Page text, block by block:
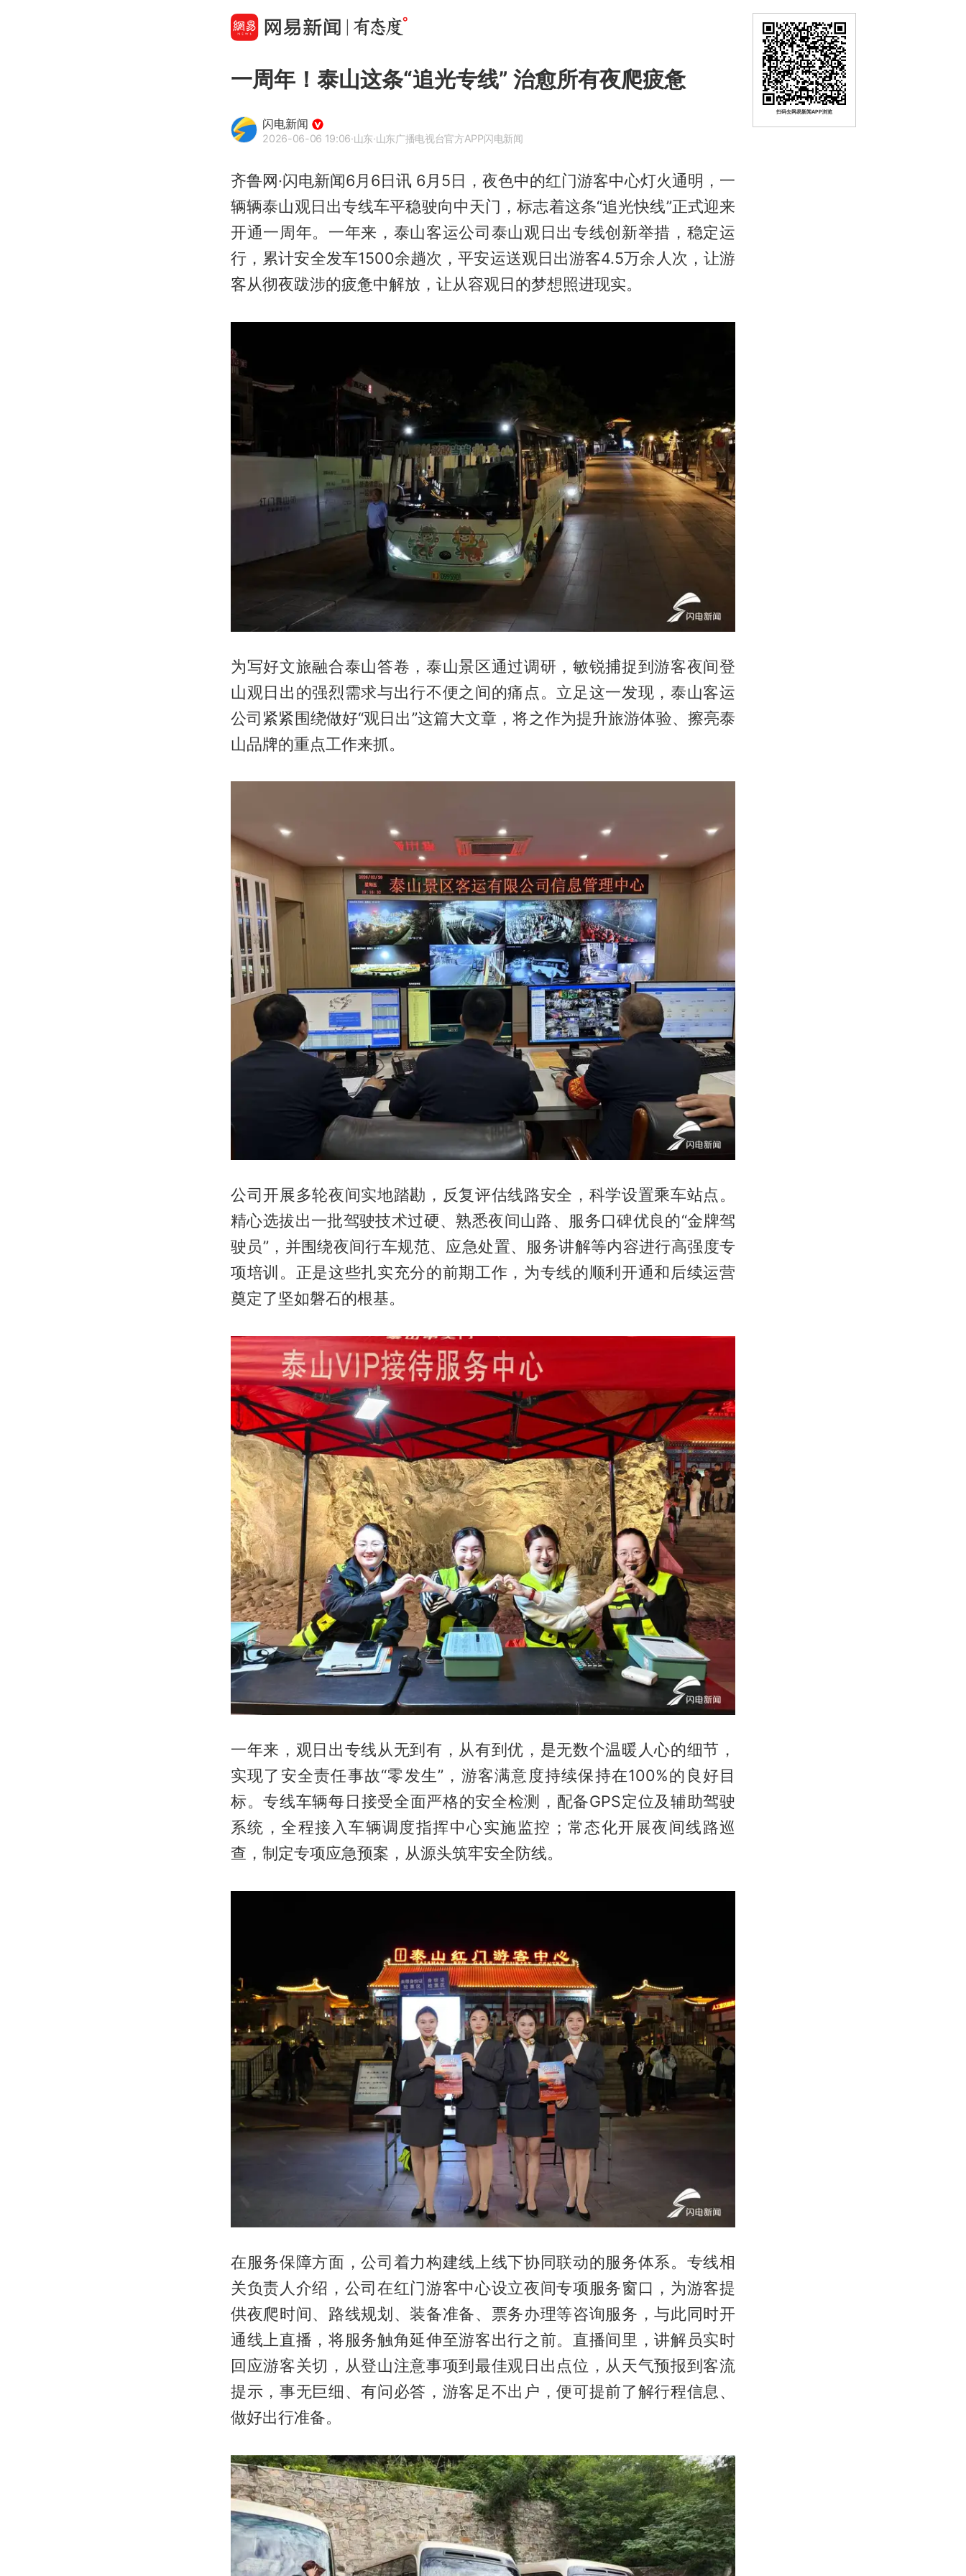
一周年！泰山这条“追光专线” 治愈所有夜爬疲惫
闪电新闻
2026-06-06 19:06·山东·山东广播电视台官方APP闪电新闻
齐鲁网·闪电新闻6月6日讯 6月5日，夜色中的红门游客中心灯火通明，一
辆辆泰山观日出专线车平稳驶向中天门，标志着这条“追光快线”正式迎来
开通一周年。一年来，泰山客运公司泰山观日出专线创新举措，稳定运
行，累计安全发车1500余趟次，平安运送观日出游客4.5万余人次，让游
客从彻夜跋涉的疲惫中解放，让从容观日的梦想照进现实。
为写好文旅融合泰山答卷，泰山景区通过调研，敏锐捕捉到游客夜间登
山观日出的强烈需求与出行不便之间的痛点。立足这一发现，泰山客运
公司紧紧围绕做好“观日出”这篇大文章，将之作为提升旅游体验、擦亮泰
山品牌的重点工作来抓。
公司开展多轮夜间实地踏勘，反复评估线路安全，科学设置乘车站点。
精心选拔出一批驾驶技术过硬、熟悉夜间山路、服务口碑优良的“金牌驾
驶员”，并围绕夜间行车规范、应急处置、服务讲解等内容进行高强度专
项培训。正是这些扎实充分的前期工作，为专线的顺利开通和后续运营
奠定了坚如磐石的根基。
一年来，观日出专线从无到有，从有到优，是无数个温暖人心的细节，
实现了安全责任事故“零发生”，游客满意度持续保持在100%的良好目
标。专线车辆每日接受全面严格的安全检测，配备GPS定位及辅助驾驶
系统，全程接入车辆调度指挥中心实施监控；常态化开展夜间线路巡
查，制定专项应急预案，从源头筑牢安全防线。
在服务保障方面，公司着力构建线上线下协同联动的服务体系。专线相
关负责人介绍，公司在红门游客中心设立夜间专项服务窗口，为游客提
供夜爬时间、路线规划、装备准备、票务办理等咨询服务，与此同时开
通线上直播，将服务触角延伸至游客出行之前。直播间里，讲解员实时
回应游客关切，从登山注意事项到最佳观日出点位，从天气预报到客流
提示，事无巨细、有问必答，游客足不出户，便可提前了解行程信息、
做好出行准备。
扫码去网易新闻APP浏览